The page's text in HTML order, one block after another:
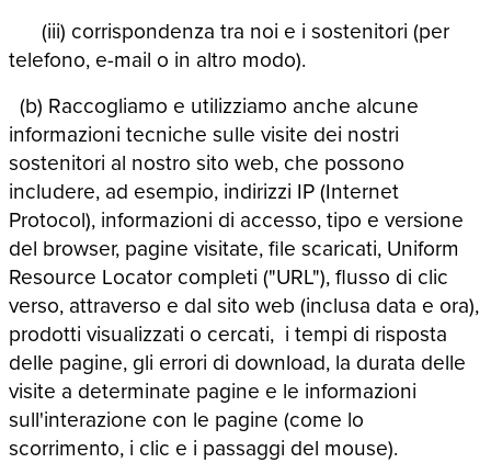
(iii) corrispondenza tra noi e i sostenitori (per
telefono, e-mail o in altro modo).
(b) Raccogliamo e utilizziamo anche alcune
informazioni tecniche sulle visite dei nostri
sostenitori al nostro sito web, che possono
includere, ad esempio, indirizzi IP (Internet
Protocol), informazioni di accesso, tipo e versione
del browser, pagine visitate, file scaricati, Uniform
Resource Locator completi ("URL"), flusso di clic
verso, attraverso e dal sito web (inclusa data e ora),
prodotti visualizzati o cercati, i tempi di risposta
delle pagine, gli errori di download, la durata delle
visite a determinate pagine e le informazioni
sull'interazione con le pagine (come lo
scorrimento, i clic e i passaggi del mouse).